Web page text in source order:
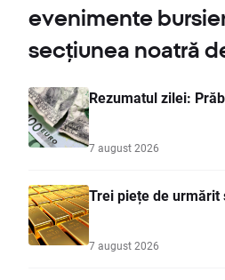
evenimente
secțiunea noatră
Rezumatul zilei:
7 august 2026
Trei piețe de
7 august 2026